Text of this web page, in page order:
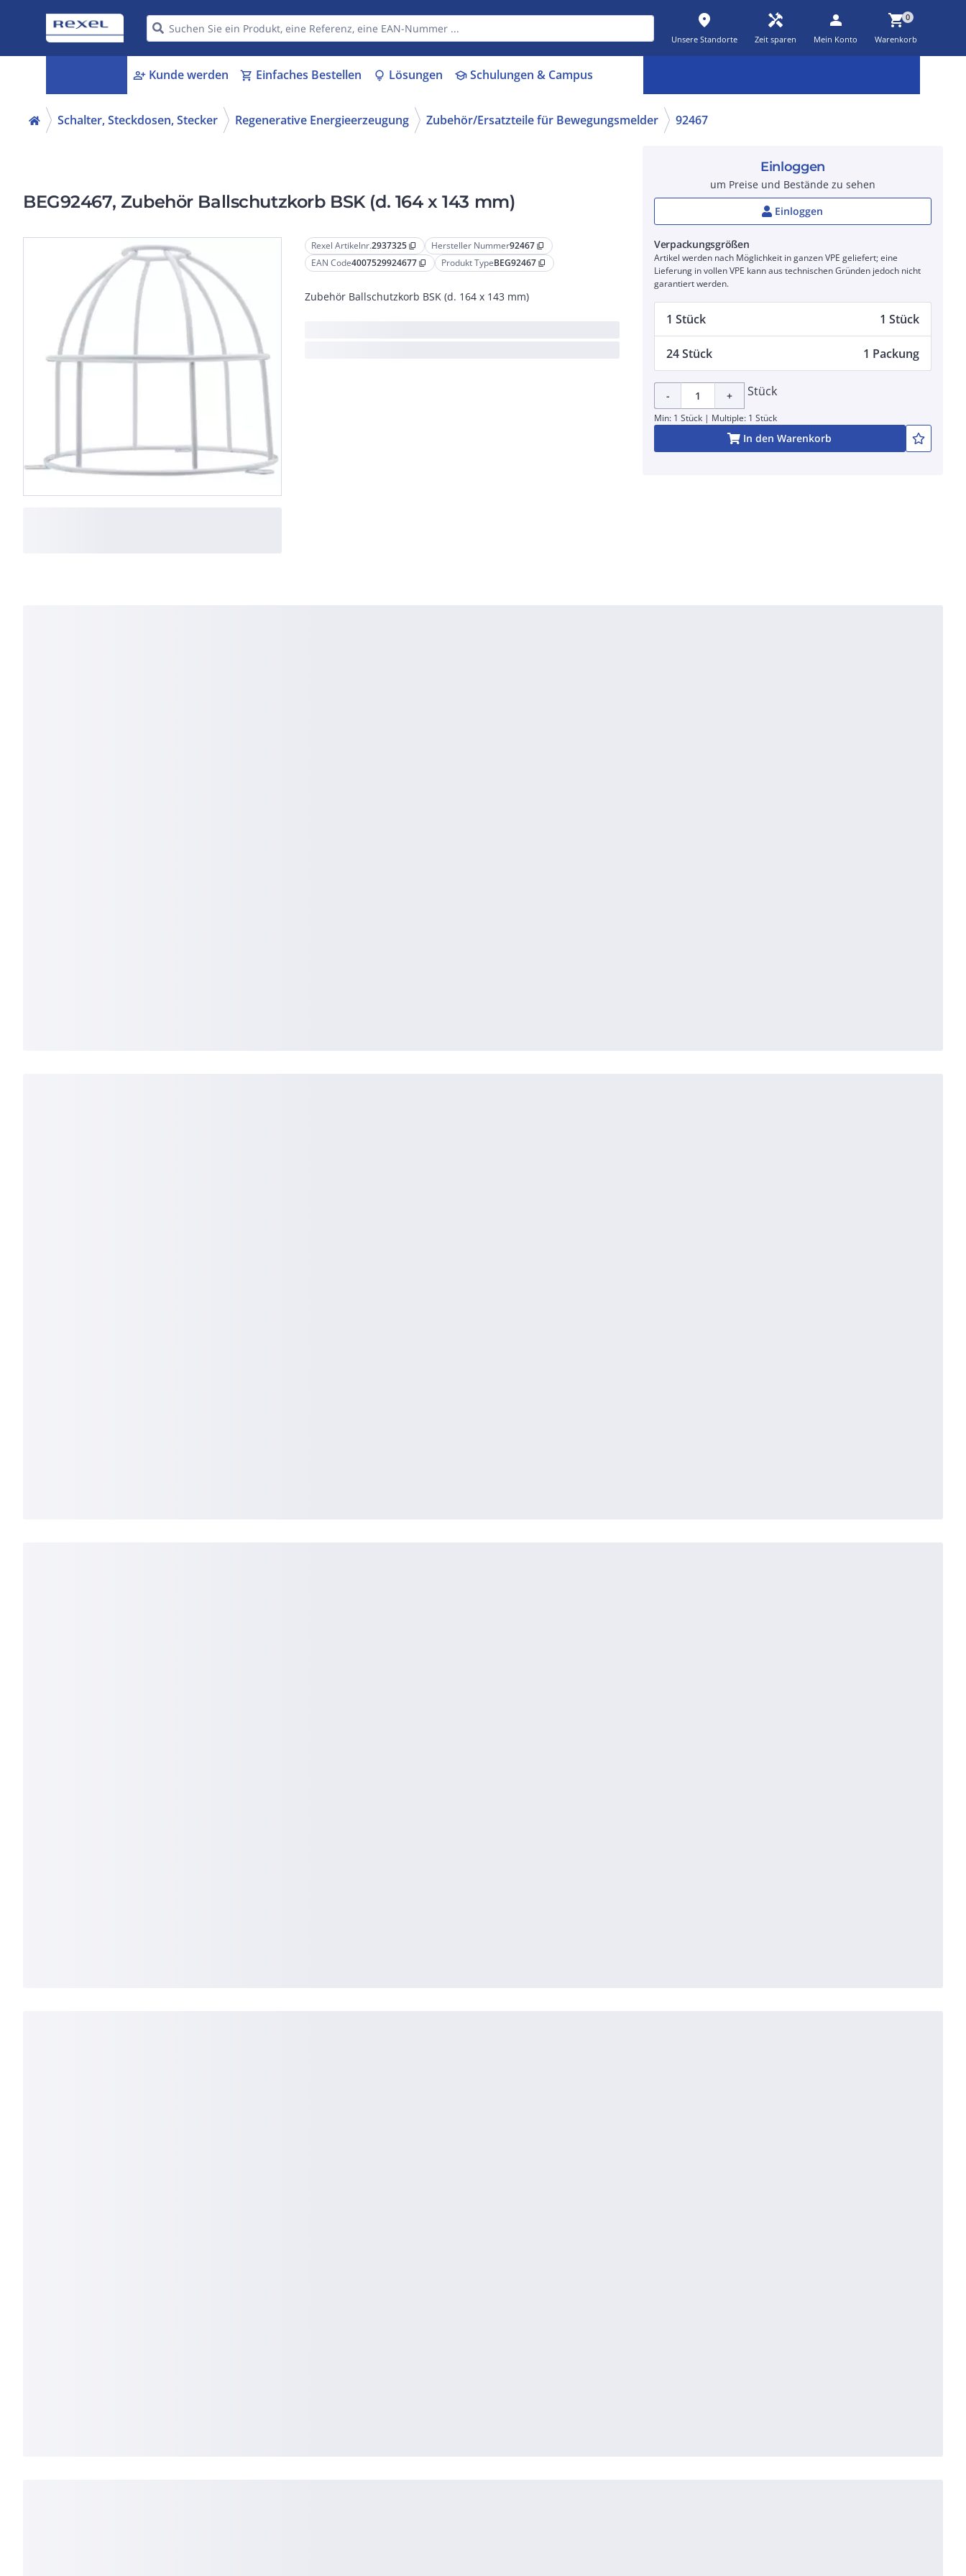
place
Unsere Standorte
handyman
Zeit sparen
person
Mein Konto
shopping_cart0
Warenkorb
person_add Kunde werden shopping_cart Einfaches Bestellen lightbulb Lösungen schoolSchulungen & Campus
Schalter, Steckdosen, Stecker Regenerative Energieerzeugung Zubehör/Ersatzteile für Bewegungsmelder 92467
BEG92467, Zubehör Ballschutzkorb BSK (d. 164 x 143 mm)
Rexel Artikelnr.2937325 content_copy Hersteller Nummer92467 content_copy
EAN Code4007529924677 content_copy Produkt TypeBEG92467 content_copy
Zubehör Ballschutzkorb BSK (d. 164 x 143 mm)
Einloggen
um Preise und Bestände zu sehen
Einloggen
Verpackungsgrößen
Artikel werden nach Möglichkeit in ganzen VPE geliefert; eine
Lieferung in vollen VPE kann aus technischen Gründen jedoch nicht
garantiert werden.
1 Stück 1 Stück
24 Stück 1 Packung
- + Stück
Min: 1 Stück | Multiple: 1 Stück
In den Warenkorb